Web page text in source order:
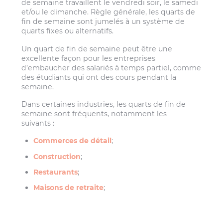
de semaine travaillent le vendredi soir, le samedi
et/ou le dimanche. Règle générale, les quarts de
fin de semaine sont jumelés à un système de
quarts fixes ou alternatifs.
Un quart de fin de semaine peut être une
excellente façon pour les entreprises
d’embaucher des salariés à temps partiel, comme
des étudiants qui ont des cours pendant la
semaine.
Dans certaines industries, les quarts de fin de
semaine sont fréquents, notamment les
suivants :
Commerces de détail ;
Construction;
Restaurants;
Maisons de retraite;